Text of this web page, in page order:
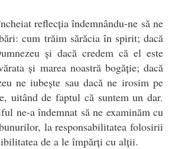
reflecția îndemnându-ne să ne
cum trăim sărăcia în spirit; dacă
și dacă credem că el este
și marea noastră bogăție; dacă
ne iubește sau dacă ne irosim pe
uitând de faptul că suntem un dar.
ne-a îndemnat să ne examinăm cu
la responsabilitatea folosirii
de a le împărți cu alții.